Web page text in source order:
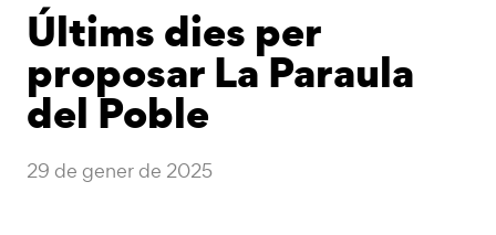
Últims dies per
proposar La Paraula
del Poble
29 de gener de 2025